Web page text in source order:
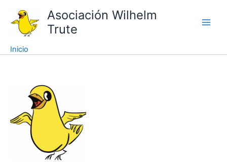
contenido
Asociación Wilhelm
Trute
Inicio